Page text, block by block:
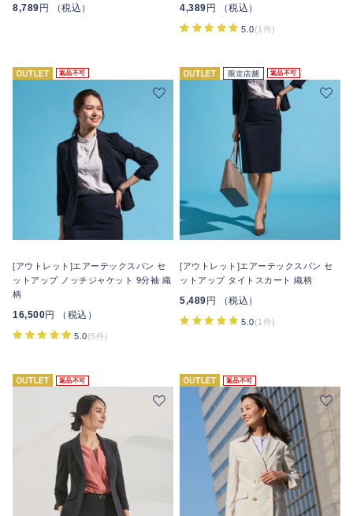
8,789円 （税込） 4,389円 （税込）
5.0(1件)
返品不可
[アウトレット]エアーテックスパン セ
ットアップ ノッチジャケット 9分袖 織
柄
16,500円 （税込）
5.0(5件)
返品不可
[アウトレット]エアーテックスパン セ
ットアップ タイトスカート 織柄
5,489 円 （税込）
5.0(1件)
返品不可 返品不可